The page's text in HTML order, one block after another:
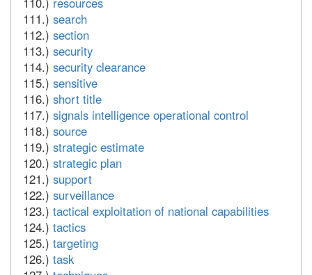
111.) search
112.) section
113.) security
114.) security clearance
115.) sensitive
116.) short title
117.) signals intelligence operational control
118.) source
119.) strategic estimate
120.) strategic plan
121.) support
122.) surveillance
123.) tactical exploitation of national capabilities
124.) tactics
125.) targeting
126.) task